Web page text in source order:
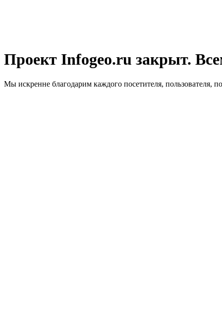
Проект Infogeo.ru закрыт.
Мы искренне благодарим каждого посетителя, пользователя,